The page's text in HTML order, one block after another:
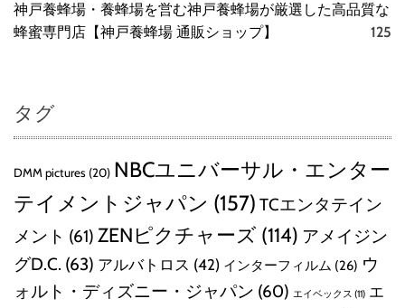
神戸養蜂場・養蜂場を営む神戸養蜂場が厳選した高品質な
蜂蜜専門店【神戸養蜂場 通販ショップ】
125
タグ
DMM pictures (20) NBCユニバーサル・エンター
テイメントジャパン (157) TCエンタテイン
メント (61) ZENピクチャーズ (114) アメイジン
グD.C. (63) アルバトロス (42) インターフィルム (26) ウ
ォルト・ディズニー・ジャパン (60) エイベックス (11) エ